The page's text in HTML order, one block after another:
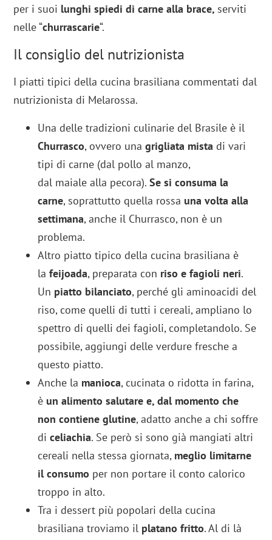
per i suoi lunghi spiedi di carne alla brace, serviti
nelle “churrascarie“.
Il consiglio del nutrizionista
I piatti tipici della cucina brasiliana commentati dal
nutrizionista di Melarossa.
Una delle tradizioni culinarie del Brasile è il
Churrasco, ovvero unagrigliata mista di vari
tipi di carne (dal pollo al manzo,
dal maiale alla pecora).Se si consuma la
carne, soprattutto quella rossa una volta alla
settimana, anche il Churrasco, non è un
problema.
Altro piatto tipico della cucina brasiliana è
lafeijoada, preparata con riso e fagioli neri.
Un piatto bilanciato, perché gli aminoacidi del
riso, come quelli di tutti i cereali,ampliano lo
spettro di quelli dei fagioli, completandolo. Se
possibile, aggiungi delle verdure fresche a
questo piatto.
Anche la manioca, cucinata o ridotta in farina,
è un alimento salutare e, dal momento che
non contiene glutine, adatto anche a chi soffre
diceliachia. Se però si sono già mangiati altri
cereali nella stessa giornata, meglio limitarne
il consumo per non portare il conto calorico
troppo in alto.
Tra i dessert più popolari della cucina
brasiliana troviamo il platano fritto. Al di là